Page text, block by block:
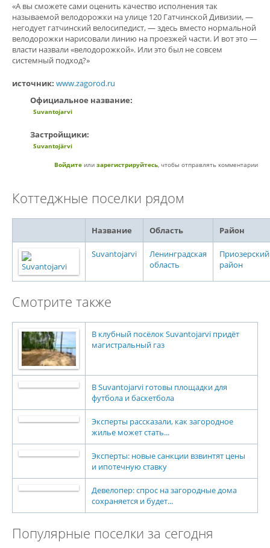
«А вы сможете сами оценить качество исполнения так
называемой велодорожки на улице 120 Гатчинской Дивизии, —
негодует гатчинский велосипедист, — здесь вместо нормальной
велодорожки нарисовали линию на проезжей части. И вот это —
власти назвали «велодорожкой». Или это был не совсем
системный подход?»
источник: www.zagorod.ru
Официальное название:
Suvantojarvi
Застройщики:
Suvantojärvi
Войдите или зарегистрируйтесь, чтобы отправлять комментарии
Коттеджные поселки рядом
Название Область Район
Suvantojarvi
Ленинградская
область
Приозерский
район
Смотрите также
В клубный посёлок Suvantojarvi придёт
магистральный газ
В Suvantojarvi готовы площадки для
футбола и баскетбола
Эксперты рассказали, как загородное
жилье может стать...
Эксперты: новые санкции взвинтят цены
и ипотечную ставку
Девелопер: спрос на загородные дома
сохраняется и будет...
Популярные поселки за сегодня